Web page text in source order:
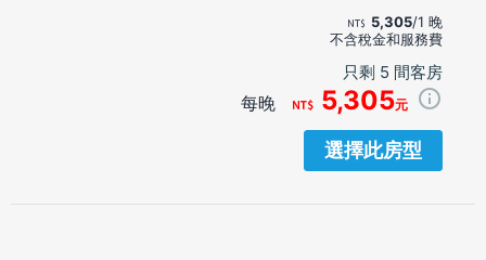
5,305/1 晚
不含稅金和服務費
只剩 5 間客房
每晚 5,305元
選擇此房型